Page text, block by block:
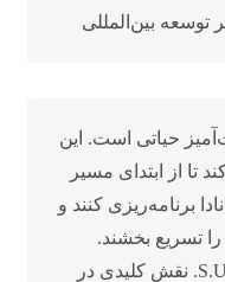
بین‌المللی
حیاتی است. این
تا از ابتدای مسیر
برنامه‌ریزی کنند و
تسریع بخشند.
سازمان‌هایی مانند S.U.C.C.E.S.S. نقش کلیدی در